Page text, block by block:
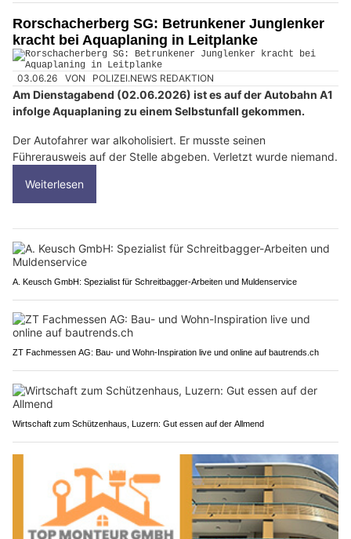
Rorschacherberg SG: Betrunkener Junglenker
kracht bei Aquaplaning in Leitplanke
03.06.26 VON POLIZEI.NEWS REDAKTION
Am Dienstagabend (02.06.2026) ist es auf der Autobahn A1
infolge Aquaplaning zu einem Selbstunfall gekommen.
Der Autofahrer war alkoholisiert. Er musste seinen
Führerausweis auf der Stelle abgeben. Verletzt wurde niemand.
Weiterlesen
A. Keusch GmbH: Spezialist für Schreitbagger-Arbeiten und Muldenservice
ZT Fachmessen AG: Bau- und Wohn-Inspiration live und online auf bautrends.ch
Wirtschaft zum Schützenhaus, Luzern: Gut essen auf der Allmend